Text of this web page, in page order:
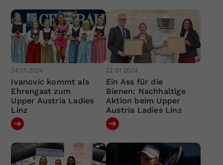
24.01.2024
Ivanovic kommt als
Ehrengast zum
Upper Austria Ladies
Linz
22.01.2024
Ein Ass für die
Bienen: Nachhaltige
Aktion beim Upper
Austria Ladies Linz